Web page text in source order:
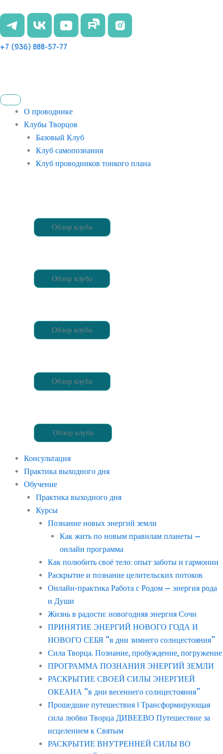
к
содержимому
+7 (936) 888-57-77
О проводнике
Клубы Творцов
Базовый Клуб
Клуб самопознания
Клуб проводников тонкого плана
Обзор клуба
Обзор клуба
Обзор клуба
Обзор клуба
Обзор клуба
Консультация
Практика выходного дня
Обучение
Практика выходного дня
Курсы
Познание новых энергий земли
Как жить по новым правилам планеты —
онлайн программа
Как полюбить своё тело: опыт заботы и гармонии
Раскрытие и познание целительских потоков
Онлайн-практика Работа с Родом — энергия рода
и Души
Жизнь в радости: новогодняя энергия Сочи
ПРИНЯТИЕ ЭНЕРГИЙ НОВОГО ГОДА И
НОВОГО СЕБЯ “в дни зимнего солнцестояния”
Сила Творца. Познание, пробуждение, погружение
ПРОГРАММА ПОЗНАНИЯ ЭНЕРГИЙ ЗЕМЛИ
РАСКРЫТИЕ СВОЕЙ СИЛЫ ЭНЕРГИЕЙ
ОКЕАНА “в дни весеннего солнцестояния”
Прошедшие путешествия | Трансформирующая
сила любви Творца ДИВЕЕВО Путешествие за
исцелением к Святым
РАСКРЫТИЕ ВНУТРЕННЕЙ СИЛЫ ВО